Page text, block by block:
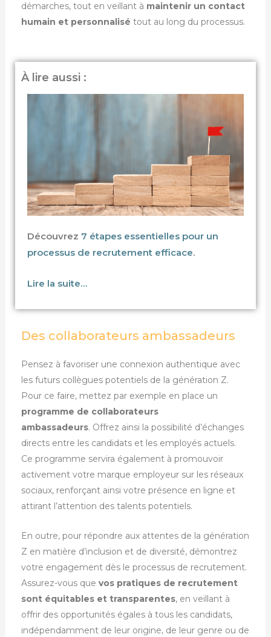
démarches, tout en veillant à maintenir un contact
humain et personnalisé tout au long du processus.
À lire aussi :
Découvrez 7 étapes essentielles pour un
processus de recrutement efficace.
Lire la suite…
Des collaborateurs ambassadeurs
Pensez à favoriser une connexion authentique avec
les futurs collègues potentiels de la génération Z.
Pour ce faire, mettez par exemple en place un
programme de collaborateurs
ambassadeurs. Offrez ainsi la possibilité d’échanges
directs entre les candidats et les employés actuels.
Ce programme servira également à promouvoir
activement votre marque employeur sur les réseaux
sociaux, renforçant ainsi votre présence en ligne et
attirant l’attention des talents potentiels.
En outre, pour répondre aux attentes de la génération
Z en matière d’inclusion et de diversité, démontrez
votre engagement dès le processus de recrutement.
Assurez-vous quevos pratiques de recrutement
sont équitables et transparentes, en veillant à
offrir des opportunités égales à tous les candidats,
indépendamment de leur origine, de leur genre ou de